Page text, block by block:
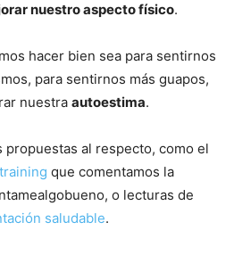
nuestro aspecto físico.
hacer bien sea para sentirnos
para sentirnos más guapos,
nuestra autoestima.
al respecto, como el
que comentamos la
o lecturas de
saludable.